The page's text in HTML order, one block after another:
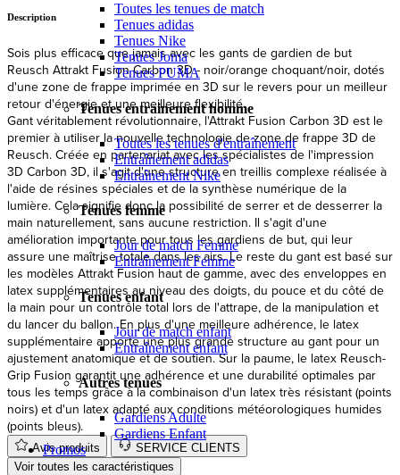
Toutes les tenues de match
Tenues adidas
Tenues Nike
Tenues Joma
Tenues PUMA
Tenues entrainement homme
Toutes les tenues d'entraînement
Entraînement adidas
Entraînement Nike
Tenues femme
Jour de match Femme
Entraînement Femme
Tenues enfant
Jour de match enfant
Entraînement enfant
Autres tenues
Gardiens Adulte
Gardiens Enfant
Promos
Description
Sois plus efficace que jamais avec les gants de gardien de but
Reusch Attrakt Fusion Carbon 3D - noir/orange choquant/noir, dotés
d'une zone de frappe imprimée en 3D sur le revers pour un meilleur
retour d'énergie et une meilleure flexibilité.
Gant véritablement révolutionnaire, l'Attrakt Fusion Carbon 3D est le
premier à utiliser la nouvelle technologie de zone de frappe 3D de
Reusch. Créée en partenariat avec les spécialistes de l'impression
3D Carbon 3D, il s'agit d'une structure en treillis complexe réalisée à
l'aide de résines spéciales et de la synthèse numérique de la
lumière. Cela signifie donc la possibilité de serrer et de desserrer la
main naturellement, sans aucune restriction. Il s'agit d'une
amélioration importante pour tous les gardiens de but, qui leur
assure une maîtrise totale dans les airs. Le reste du gant est basé sur
les modèles Attrakt Fusion haut de gamme, avec des enveloppes en
latex supplémentaires au niveau des doigts, du pouce et du côté de
la main pour un contrôle total lors de l'attrape, de la manipulation et
du lancer du ballon. En plus d'une meilleure adhérence, le latex
supplémentaire apporte une plus grande structure au gant pour un
ajustement anatomique et de soutien. Sur la paume, le latex Reusch-
Grip Fusion garantit une adhérence et une durabilité optimales par
tous les temps grâce à la combinaison d'un latex très résistant (points
noirs) et d'un latex adapté aux conditions météorologiques humides
(points bleus).
Avis produits
SERVICE CLIENTS
Voir toutes les caractéristiques